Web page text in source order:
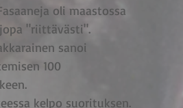
oli maastossa
"riittävästi".
sanoi
100
kelpo suorituksen.